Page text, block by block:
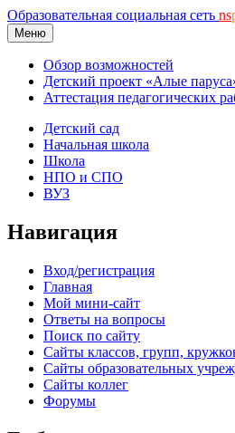
Образовательная социальная сеть ns
Меню
Обзор возможностей
Детский проект «Алые
Аттестация педагогических
Детский сад
Начальная школа
Школа
НПО и СПО
ВУЗ
Навигация
Вход/регистрация
Главная
Мой мини-сайт
Ответы на вопросы
Поиск по сайту
Сайты классов, групп,
Сайты образовательных
Сайты коллег
Форумы